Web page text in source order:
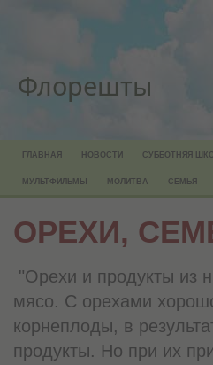
Флорешты
ГЛАВНАЯ НОВОСТИ СУББОТНЯЯ
МУЛЬТФИЛЬМЫ МОЛИТВА СЕМЬЯ
ОРЕХИ,
"Орехи и продукты из
мясо. С орехами
корнеплоды, в
продукты. Но при их